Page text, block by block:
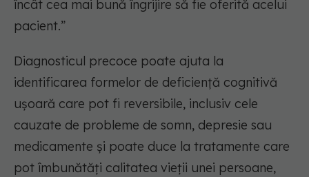
încât cea mai bună îngrijire să fie oferită acelui
pacient.”
Diagnosticul precoce poate ajuta la
identificarea formelor de deficiență cognitivă
ușoară care pot fi reversibile, inclusiv cele
cauzate de probleme de somn, depresie sau
medicamente și poate duce la tratamente care
pot îmbunătăți calitatea vieții unei persoane,